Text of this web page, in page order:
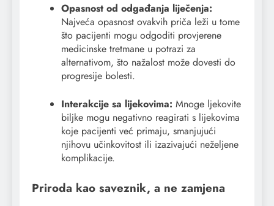
Opasnost od odgađanja liječenja:
Najveća opasnost ovakvih priča leži u tome
što pacijenti mogu odgoditi provjerene
medicinske tretmane u potrazi za
alternativom, što nažalost može dovesti do
progresije bolesti.
Interakcije sa lijekovima: Mnoge ljekovite
biljke mogu negativno reagirati s lijekovima
koje pacijenti već primaju, smanjujući
njihovu učinkovitost ili izazivajući neželjene
komplikacije.
Priroda kao saveznik, a ne zamjena